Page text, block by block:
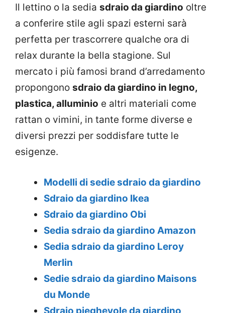
Il lettino o la sedia sdraio da giardino oltre
a conferire stile agli spazi esterni sarà
perfetta per trascorrere qualche ora di
relax durante la bella stagione. Sul
mercato i più famosi brand d’arredamento
propongono sdraio da giardino in legno,
plastica, alluminio e altri materiali come
rattan o vimini, in tante forme diverse e
diversi prezzi per soddisfare tutte le
esigenze.
Modelli di sedie sdraio da giardino
Sdraio da giardino Ikea
Sdraio da giardino Obi
Sedia sdraio da giardino Amazon
Sedia sdraio da giardino Leroy
Merlin
Sedie sdraio da giardino Maisons
du Monde
Sdraio pieghevole da giardino